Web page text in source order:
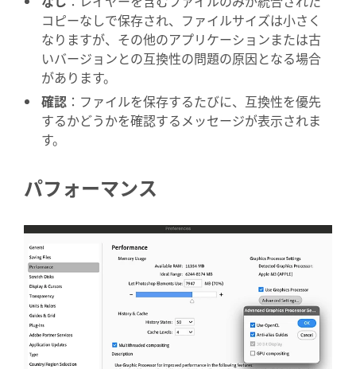
コピーなしで保存され、ファイルサイズは小さく
なりますが、その他のアプリケーションまたは古
いバージョンとの互換性の問題の原因となる場合
があります。
確認 ：ファイルを保存するたびに、互換性を優先
するかどうかを確認するメッセージが表示されま
す。
パフォーマンス